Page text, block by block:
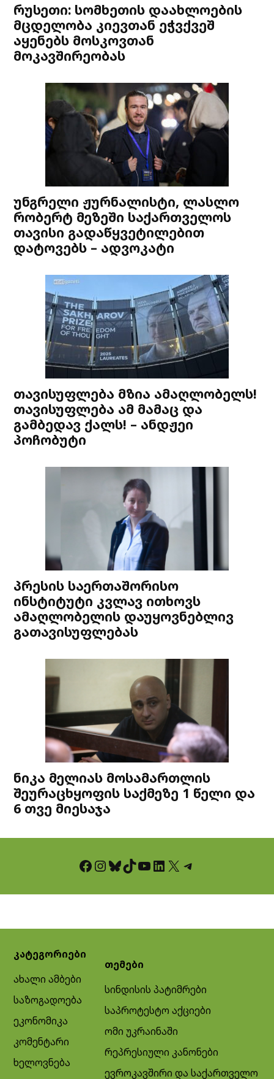
რუსეთი: სომხეთის დაახლოების
მცდელობა კიევთან ეჭვქვეშ
აყენებს მოსკოვთან
მოკავშირეობას
უნგრელი ჟურნალისტი, ლასლო
რობერტ მეზეში საქართველოს
თავისი გადაწყვეტილებით
დატოვებს – ადვოკატი
თავისუფლება მზია ამაღლობელს!
თავისუფლება ამ მამაც და
გამბედავ ქალს! – ანდჟეი
პოჩობუტი
პრესის საერთაშორისო
ინსტიტუტი კვლავ ითხოვს
ამაღლობელის დაუყოვნებლივ
გათავისუფლებას
ნიკა მელიას მოსამართლის
შეურაცხყოფის საქმეზე 1 წელი და
6 თვე მიესაჯა
Facebook InstagramBluesky TikTok YouTube LinkedIn X Telegram
კატეგორიები
ახალი ამბები
საზოგადოება
ეკონომიკა
კომენტარი
ხელოვნება
თემები
სინდისის პატიმრები
საპროტესტო აქციები
ომი უკრაინაში
რეპრესიული კანონები
ევროკავშირი და საქართველო